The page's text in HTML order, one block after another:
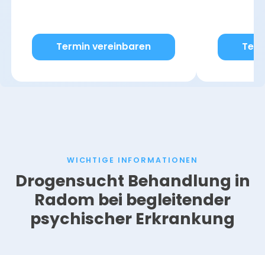
Termin vereinbaren
WICHTIGE INFORMATIONEN
Drogensucht Behandlung in
Radom bei begleitender
psychischer Erkrankung